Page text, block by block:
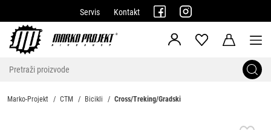
Servis Kontakt
Marko-Projekt CTM Bicikli Cross/Treking/Gradski